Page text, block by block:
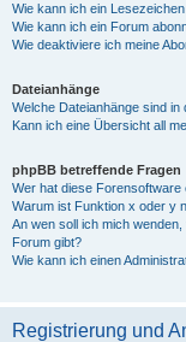
Wie kann ich ein
Wie kann ich ein Forum
Wie deaktiviere ich meine
Dateianhänge
Welche Dateianhänge sind
Kann ich eine Übersicht all
phpBB betreffende Fragen
Wer hat diese Forensoftware
Warum ist Funktion x oder y
An wen soll ich mich
Forum gibt?
Wie kann ich einen
Registrierung und